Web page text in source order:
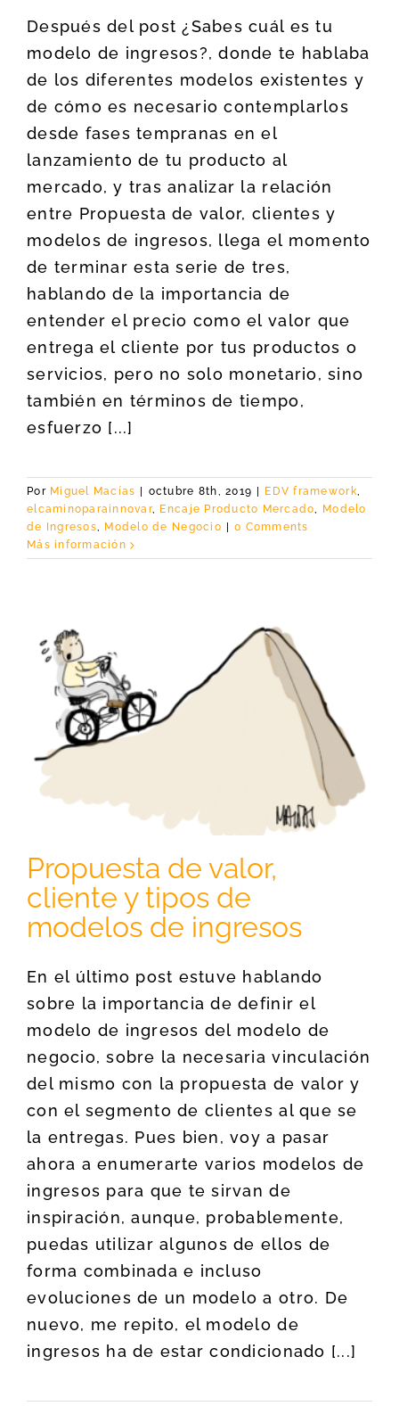
Después del post ¿Sabes cuál es tu
modelo de ingresos?, donde te hablaba
de los diferentes modelos existentes y
de cómo es necesario contemplarlos
desde fases tempranas en el
lanzamiento de tu producto al
mercado, y tras analizar la relación
entre Propuesta de valor, clientes y
modelos de ingresos, llega el momento
de terminar esta serie de tres,
hablando de la importancia de
entender el precio como el valor que
entrega el cliente por tus productos o
servicios, pero no solo monetario, sino
también en términos de tiempo,
esfuerzo [...]
Por Miguel Macías | octubre 8th, 2019 | EDV framework,
elcaminoparainnovar, Encaje Producto Mercado, Modelo
de Ingresos, Modelo de Negocio | 0 Comments
Más información
Propuesta de valor,
cliente y tipos de
modelos de ingresos
En el último post estuve hablando
sobre la importancia de definir el
modelo de ingresos del modelo de
negocio, sobre la necesaria vinculación
del mismo con la propuesta de valor y
con el segmento de clientes al que se
la entregas. Pues bien, voy a pasar
ahora a enumerarte varios modelos de
ingresos para que te sirvan de
inspiración, aunque, probablemente,
puedas utilizar algunos de ellos de
forma combinada e incluso
evoluciones de un modelo a otro. De
nuevo, me repito, el modelo de
ingresos ha de estar condicionado [...]